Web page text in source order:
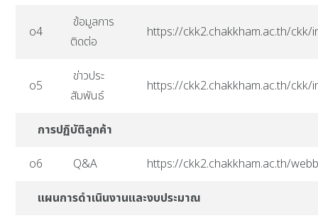
o4
ข้อมูลการ
ติดต่อ
https://ckk2.chakkham.ac.th/
o5
ข่าวประ
สัมพันธ์
https://ckk2.chakkham.ac.th/
การปฏิบัติลูกค้า
o6
Q&A
https://ckk2.chakkham.ac.th/
แผนการดำเนินงานและงบประมาณ